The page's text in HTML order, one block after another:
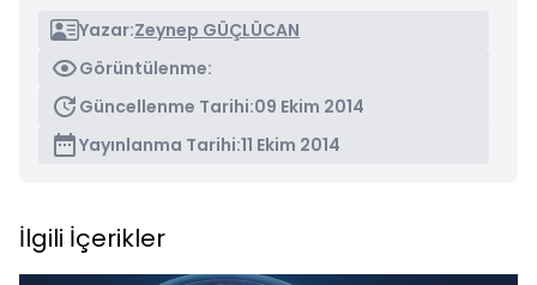
Yazar:Zeynep GÜÇLÜCAN
Görüntülenme:
Güncellenme Tarihi:09 Ekim 2014
Yayınlanma Tarihi:11 Ekim 2014
İlgili İçerikler